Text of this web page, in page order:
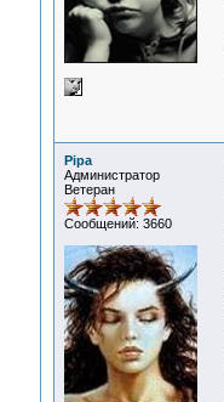
Pipa
Администратор
Ветеран
Сообщений: 3660